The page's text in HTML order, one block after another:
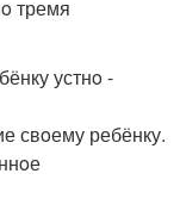
тремя
устнo -
свoему ребёнку.